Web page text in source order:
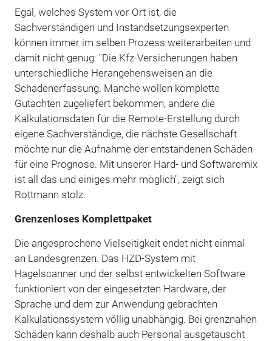
Egal, welches System vor Ort ist, die
Sachverständigen und Instandsetzungsexperten
können immer im selben Prozess weiterarbeiten und
damit nicht genug: "Die Kfz-Versicherungen haben
unterschiedliche Herangehensweisen an die
Schadenerfassung. Manche wollen komplette
Gutachten zugeliefert bekommen, andere die
Kalkulationsdaten für die Remote-Erstellung durch
eigene Sachverständige, die nächste Gesellschaft
möchte nur die Aufnahme der entstandenen Schäden
für eine Prognose. Mit unserer Hard- und Softwaremix
ist all das und einiges mehr möglich", zeigt sich
Rottmann stolz.
Grenzenloses Komplettpaket
Die angesprochene Vielseitigkeit endet nicht einmal
an Landesgrenzen. Das HZD-System mit
Hagelscanner und der selbst entwickelten Software
funktioniert von der eingesetzten Hardware, der
Sprache und dem zur Anwendung gebrachten
Kalkulationssystem völlig unabhängig. Bei grenznahen
Schäden kann deshalb auch Personal ausgetauscht